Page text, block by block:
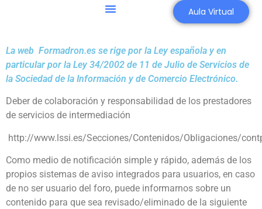
Aula Virtual
La web Formadron.es se rige por la Ley española y en
particular por la Ley 34/2002 de 11 de Julio de Servicios de
la Sociedad de la Información y de Comercio Electrónico.
Deber de colaboración y responsabilidad de los prestadores
de servicios de intermediación
http://www.lssi.es/Secciones/Contenidos/Obligaciones/
Como medio de notificación simple y rápido, además de los
propios sistemas de aviso integrados para usuarios, en caso
de no ser usuario del foro, puede informarnos sobre un
contenido para que sea revisado/eliminado de la siguiente